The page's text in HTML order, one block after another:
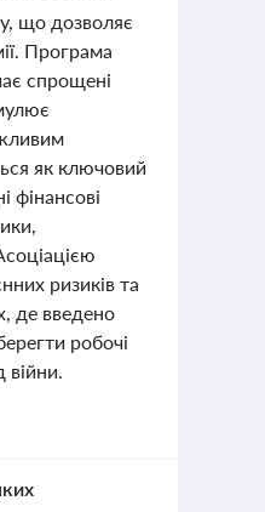
що дозволяє
Програма
спрощені
як ключовий
фінансові
ризиків та
де введено
робочі
війни.